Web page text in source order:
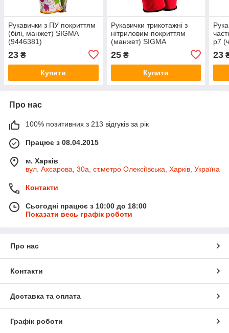
Рукавички з ПУ покриттям
(білі, манжет) SIGMA
(9446381)
23 ₴
Купити
Рукавички трикотажні з
нітриловим покриттям
(манжет) SIGMA
25₴
Купити
р7
23
Про нас
100% позитивних з 213 відгуків за рік
Працює з 08.04.2015
м. Харків
вул. Ахсарова, 30а, ст.метро Олексіївська, Харків, Україна
Контакти
Сьогодні працює з 10:00 до 18:00
Показати весь графік роботи
Про нас
Контакти
Доставка та оплата
Графік роботи